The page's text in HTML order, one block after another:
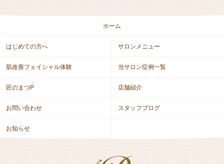
ホーム
はじめての方へ サロンメニュー
肌改善フェイシャル体験 当サロン症例一覧
匠のまつP 店舗紹介
お問い合わせ スタッフブログ
お知らせ